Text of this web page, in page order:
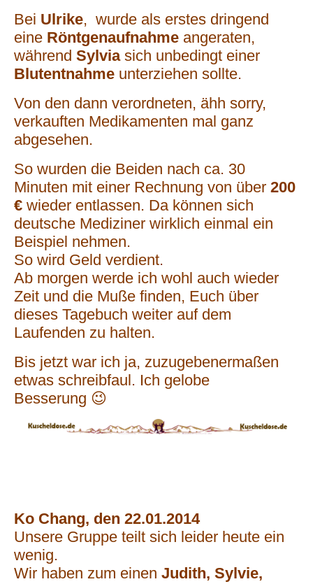
Bei Ulrike, wurde als erstes dringend
eine Röntgenaufnahme angeraten,
während Sylviasich unbedingt einer
Blutentnahme unterziehen sollte.
Von den dann verordneten, ähh sorry,
verkauften Medikamenten mal ganz
abgesehen.
So wurden die Beiden nach ca. 30
Minuten mit einer Rechnung von über 200
€ wieder entlassen. Da können sich
deutsche Mediziner wirklich einmal ein
Beispiel nehmen.
So wird Geld verdient.
Ab morgen werde ich wohl auch wieder
Zeit und die Muße finden, Euch über
dieses Tagebuch weiter auf dem
Laufenden zu halten.
Bis jetzt war ich ja, zuzugebenermaßen
etwas schreibfaul. Ich gelobe
Besserung 😉
Ko Chang, den 22.01.2014
Unsere Gruppe teilt sich leider heute ein
wenig.
Wir haben zum einen Judith, Sylvie,